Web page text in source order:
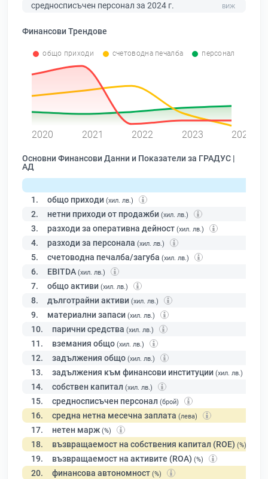
средносписъчен персонал за 2024 г.
Финансови Трендове
общо приходи счетоводна печалба персонал
2020 2021 2022 2023 2024
Основни Финансови Данни и Показатели за ГРАДУС |
АД
1. общо приходи (хил. лв.)
2. нетни приходи от продажби (хил. лв.)
3. разходи за оперативна дейност (хил. лв.)
4. разходи за персонала (хил. лв.)
5. счетоводна печалба/загуба (хил. лв.)
6. EBITDA (хил. лв.)
7. общо активи (хил. лв.)
8. дълготрайни активи (хил. лв.)
9. материални запаси (хил. лв.)
10. парични средства (хил. лв.)
11. вземания общо (хил. лв.)
12. задължения общо (хил. лв.)
13. задължения към финансови институции (хил. лв.)
14. собствен капитал (хил. лв.)
15. средносписъчен персонал (брой)
16. средна нетна месечна заплата (лева)
17. нетен марж (%)
18. възвращаемост на собствения капитал (ROE) (%)
19. възвращаемост на активите (ROA) (%)
20. финансова автономност (%)